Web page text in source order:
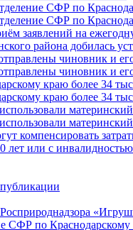
СФР по
СФР по
заявлений на
района добилась
чиновник и
чиновник и
краю более 34
краю более 34
компенсировать
лет или с
СФР по